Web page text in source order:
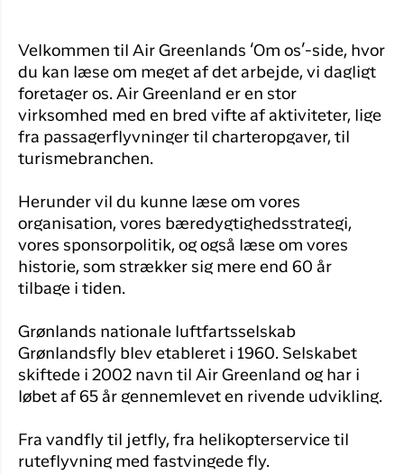
Flyrejser til
Har du glemt din adgangskode?
Ny Profil
Tilmeld dig gratis Club Timmisa og få en
masse eksklusive fordele. Læs mere om
klubben her.
Tilmeld dig Club Timmisa
Velkommen til Air Greenlands ‘Om os’-side, hvor
du kan læse om meget af det arbejde, vi dagligt
foretager os. Air Greenland er en stor
virksomhed med en bred vifte af aktiviteter, lige
fra passagerflyvninger til charteropgaver, til
turismebranchen.
Herunder vil du kunne læse om vores
organisation, vores bæredygtighedsstrategi,
vores sponsorpolitik, og også læse om vores
historie, som strækker sig mere end 60 år
tilbage i tiden.
Grønlands nationale luftfartsselskab
Grønlandsfly blev etableret i 1960. Selskabet
skiftede i 2002 navn til Air Greenland og har i
løbet af 65 år gennemlevet en rivende udvikling.
Fra vandfly til jetfly, fra helikopterservice til
ruteflyvning med fastvingede fly.